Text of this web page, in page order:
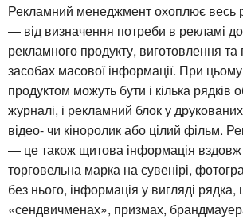
Рекламний менеджмент охоплює весь
— від визначення потреби в рекламі
рекламного продукту, виготовлення та
засобах масової інформації. При
продуктом можуть бути і кілька рядків
журналі, і рекламний блок у
відео- чи кіноролик або цілий фільм.
— це також щитова інформація вздовж
торговельна марка на сувенірі,
без нього, інформація у вигляді
«сендвичменах», призмах,